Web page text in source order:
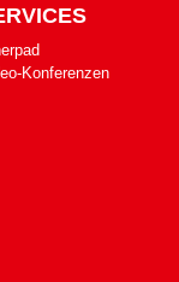
Konferenzen